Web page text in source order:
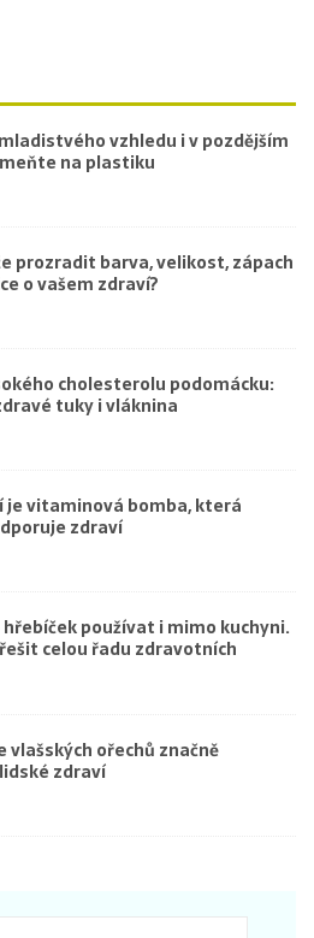
vzhledu i v pozdějším
na plastiku
prozradit barva, velikost, zápach
o vašem zdraví?
cholesterolu podomácku:
tuky i vláknina
je vitaminová bomba, která
zdraví
používat i mimo kuchyni.
celou řadu zdravotních
vlašských ořechů značně
zdraví